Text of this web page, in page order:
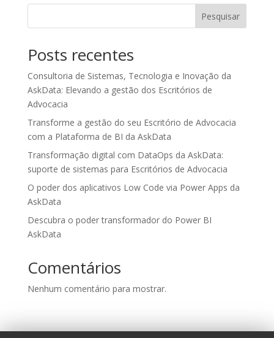
Pesquisar
Posts recentes
Consultoria de Sistemas, Tecnologia e Inovação da
AskData: Elevando a gestão dos Escritórios de
Advocacia
Transforme a gestão do seu Escritório de Advocacia
com a Plataforma de BI da AskData
Transformação digital com DataOps da AskData:
suporte de sistemas para Escritórios de Advocacia
O poder dos aplicativos Low Code via Power Apps da
AskData
Descubra o poder transformador do Power BI
AskData
Comentários
Nenhum comentário para mostrar.